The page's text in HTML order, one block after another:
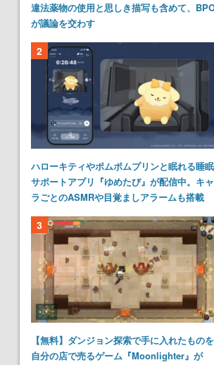
違法薬物の使用と思しき描写も含めて、
が議論を交わす
2
ハローキティやポムポムプリンと眠れる睡眠
サポートアプリ『ゆめたび』が配信中。キャ
ラごとのASMRや目覚ましアラームも搭載
3
【無料】ダンジョン探索で手に入れたものを
自分の店で売るゲーム『Moonlighter』が